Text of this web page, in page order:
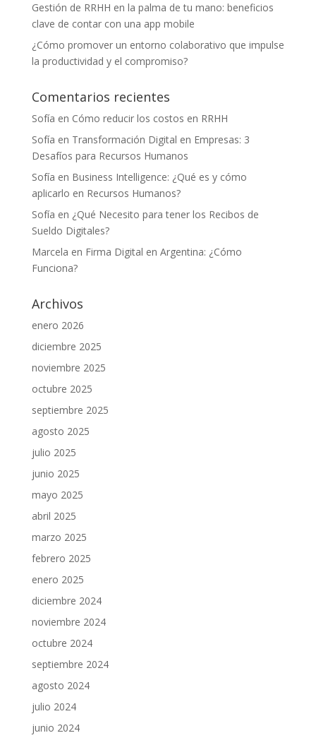
Gestión de RRHH en la palma de tu mano: beneficios
clave de contar con una app mobile
¿Cómo promover un entorno colaborativo que impulse
la productividad y el compromiso?
Comentarios recientes
Sofía en Cómo reducir los costos en RRHH
Sofía en Transformación Digital en Empresas: 3
Desafíos para Recursos Humanos
Sofía en Business Intelligence: ¿Qué es y cómo
aplicarlo en Recursos Humanos?
Sofía en ¿Qué Necesito para tener los Recibos de
Sueldo Digitales?
Marcela en Firma Digital en Argentina: ¿Cómo
Funciona?
Archivos
enero 2026
diciembre 2025
noviembre 2025
octubre 2025
septiembre 2025
agosto 2025
julio 2025
junio 2025
mayo 2025
abril 2025
marzo 2025
febrero 2025
enero 2025
diciembre 2024
noviembre 2024
octubre 2024
septiembre 2024
agosto 2024
julio 2024
junio 2024